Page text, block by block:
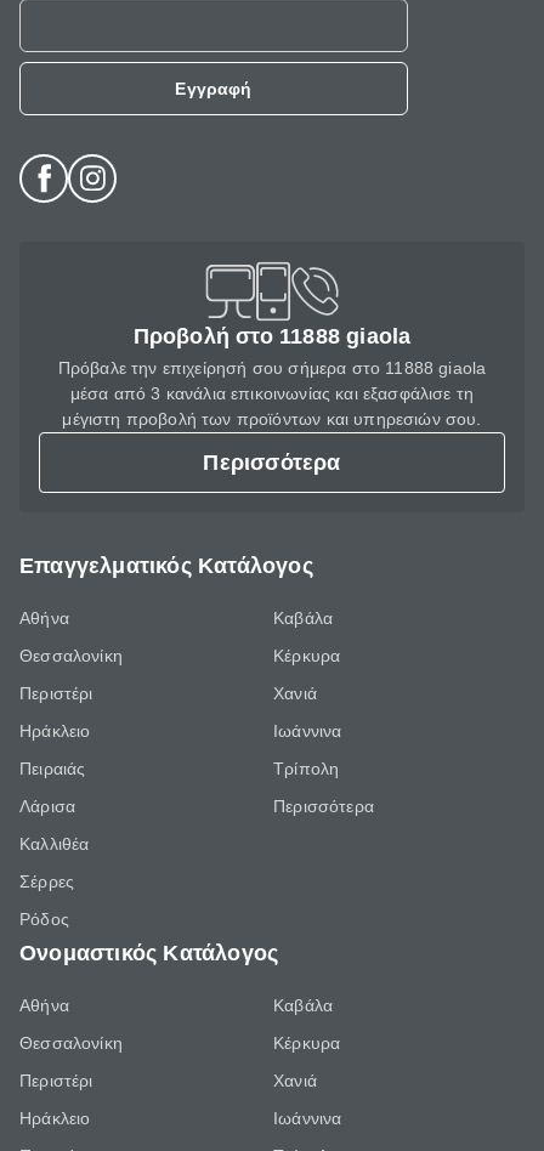
Εγγραφή
Προβολή στο 11888 giaola
Πρόβαλε την επιχείρησή σου σήμερα στο 11888 giaola
μέσα από 3 κανάλια επικοινωνίας και εξασφάλισε τη
μέγιστη προβολή των προϊόντων και υπηρεσιών σου.
Περισσότερα
Επαγγελματικός Κατάλογος
Αθήνα
Θεσσαλονίκη
Περιστέρι
Ηράκλειο
Πειραιάς
Λάρισα
Καλλιθέα
Σέρρες
Ρόδος
Καβάλα
Κέρκυρα
Χανιά
Ιωάννινα
Τρίπολη
Περισσότερα
Ονομαστικός Κατάλογος
Αθήνα
Θεσσαλονίκη
Περιστέρι
Ηράκλειο
Καβάλα
Κέρκυρα
Χανιά
Ιωάννινα